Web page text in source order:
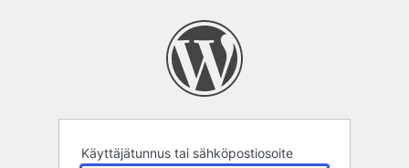
Käyttäjätunnus tai sähköpostiosoite